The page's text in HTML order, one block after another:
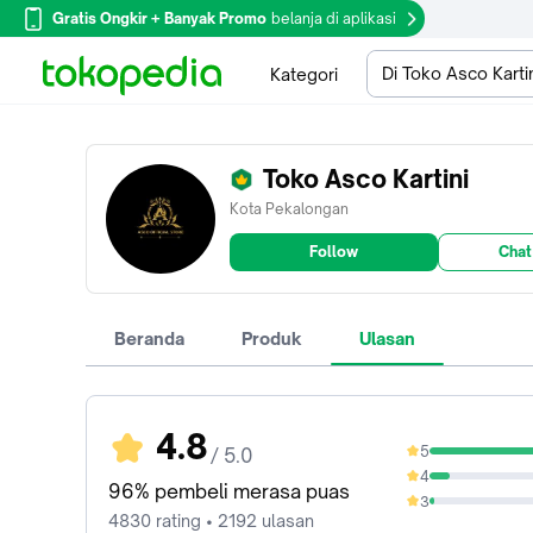
Gratis Ongkir + Banyak Promo belanja di aplikasi
Kategori Di Toko Asco
Toko Asco Kartini
Kota Pekalongan
Follow
Beranda Produk Ulasan
4.8/ 5.0
96% pembeli merasa puas
4830 rating • 2192 ulasan
5
86.44%
4
9.57%
3
1.99%